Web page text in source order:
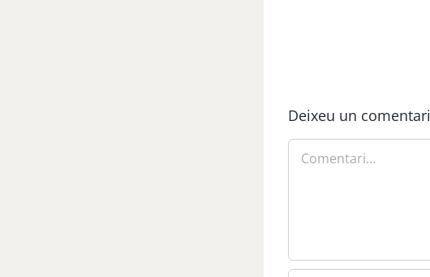
Deixeu un comentari